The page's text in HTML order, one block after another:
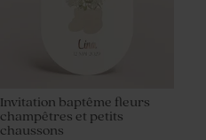
Invitation baptême fleurs
champêtres et petits
chaussons